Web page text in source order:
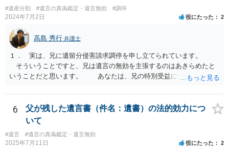
#遺産分割 #遺言の真偽鑑定・遺言無効 #調停
2024年7月2日 役にたった 2
高島 秀行 弁護士
１． 実は、兄に遺留分侵害請求調停を申し立てられています。
そういうことですと、兄は遺言の無効を主張するのはあきらめたと
いうことだと思います。 あなたは、兄の特別受益について立証し
詳しい事情を話して相談された方がよいと思います。
6
父が残した遺言書（件名：遺書）の法的効力につ
いて
#遺言 #遺言の真偽鑑定・遺言無効
2025年7月11日 役にたった 2